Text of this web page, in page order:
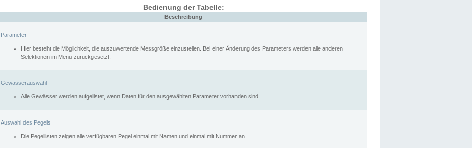
Bedienung der Tabelle:
Beschreibung
Parameter
Hier besteht die Möglichkeit, die auszuwertende Messgröße einzustellen. Bei einer Änderung des Parameters werden alle anderen
Selektionen im Menü zurückgesetzt.
Gewässerauswahl
Alle Gewässer werden aufgelistet, wenn Daten für den ausgewählten Parameter vorhanden sind.
Auswahl des Pegels
Die Pegellisten zeigen alle verfügbaren Pegel einmal mit Namen und einmal mit Nummer an.